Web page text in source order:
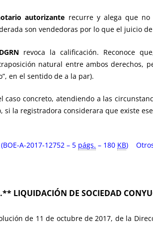
autorizante recurre y alega que
son vendedoras por lo que el juicio
revoca la calificación. Reconoce
natural entre ambos derechos,
en el sentido de a la par).
caso concreto, atendiendo a las
si la registradora considerara que existe
(BOE-A-2017-12752 – 5 págs. – 180 KB)
LIQUIDACIÓN DE SOCIEDAD
de 11 de octubre de 2017, de la